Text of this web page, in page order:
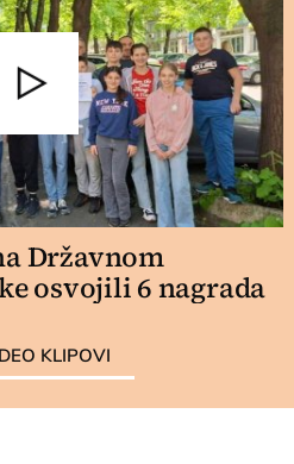
Državnom
osvojili 6 nagrada
KLIPOVI